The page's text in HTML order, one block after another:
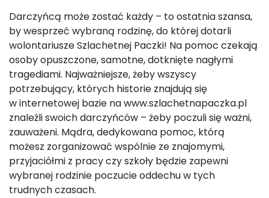
Darczyńcą może zostać każdy – to ostatnia szansa,
by wesprzeć wybraną rodzinę, do której dotarli
wolontariusze Szlachetnej Paczki! Na pomoc czekają
osoby opuszczone, samotne, dotknięte nagłymi
tragediami. Najważniejsze, żeby wszyscy
potrzebujący, których historie znajdują się
w internetowej bazie na www.szlachetnapaczka.pl
znaleźli swoich darczyńców – żeby poczuli się ważni,
zauważeni. Mądra, dedykowana pomoc, którą
możesz zorganizować wspólnie ze znajomymi,
przyjaciółmi z pracy czy szkoły będzie zapewni
wybranej rodzinie poczucie oddechu w tych
trudnych czasach.